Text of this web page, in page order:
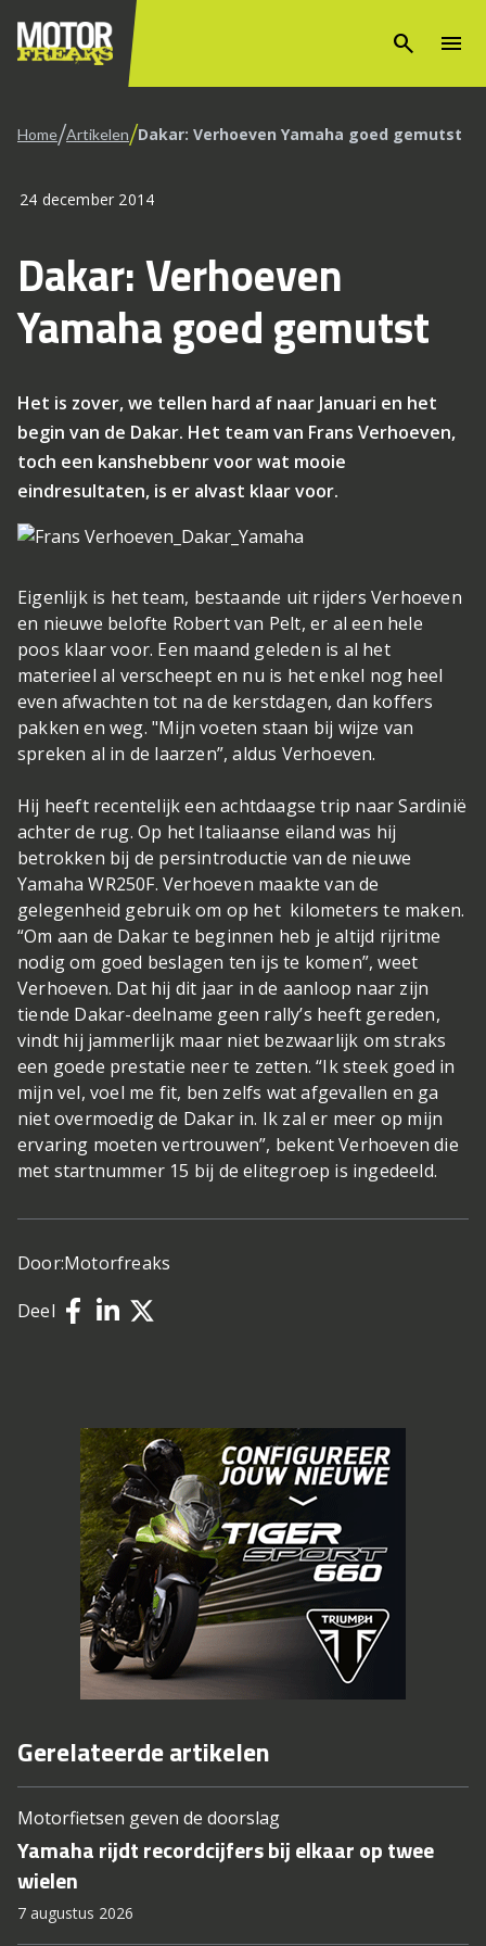
search menu
Home/Artikelen/Dakar: Verhoeven Yamaha goed gemutst
24 december 2014
Dakar: Verhoeven
Yamaha goed gemutst
Het is zover, we tellen hard af naar Januari en het
begin van de Dakar. Het team van Frans Verhoeven,
toch een kanshebbenr voor wat mooie
eindresultaten, is er alvast klaar voor.
Eigenlijk is het team, bestaande uit rijders Verhoeven
en nieuwe belofte Robert van Pelt, er al een hele
poos klaar voor. Een maand geleden is al het
materieel al verscheept en nu is het enkel nog heel
even afwachten tot na de kerstdagen, dan koffers
pakken en weg. "Mijn voeten staan bij wijze van
spreken al in de laarzen”, aldus Verhoeven.
Hij heeft recentelijk een achtdaagse trip naar Sardinië
achter de rug. Op het Italiaanse eiland was hij
betrokken bij de persintroductie van de nieuwe
Yamaha WR250F. Verhoeven maakte van de
gelegenheid gebruik om op het kilometers te maken.
“Om aan de Dakar te beginnen heb je altijd rijritme
nodig om goed beslagen ten ijs te komen”, weet
Verhoeven. Dat hij dit jaar in de aanloop naar zijn
tiende Dakar-deelname geen rally’s heeft gereden,
vindt hij jammerlijk maar niet bezwaarlijk om straks
een goede prestatie neer te zetten. “Ik steek goed in
mijn vel, voel me fit, ben zelfs wat afgevallen en ga
niet overmoedig de Dakar in. Ik zal er meer op mijn
ervaring moeten vertrouwen”, bekent Verhoeven die
met startnummer 15 bij de elitegroep is ingedeeld.
Door:Motorfreaks
Deel
Gerelateerde artikelen
Motorfietsen geven de doorslag
Yamaha rijdt recordcijfers bij elkaar op twee
wielen
7 augustus 2026